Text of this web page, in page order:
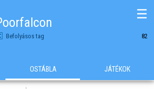
Befolyásos tag 82
☰
OSTÁBLA JÁTÉKOK